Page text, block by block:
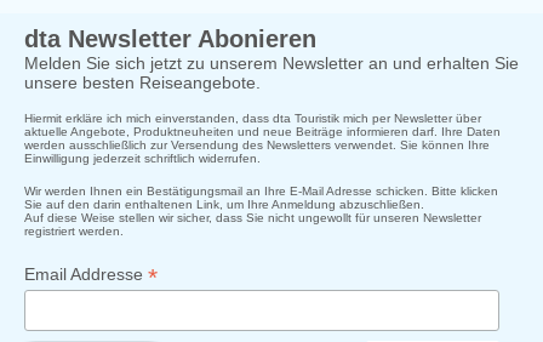
dta Newsletter Abonieren
Melden Sie sich jetzt zu unserem Newsletter an und erhalten Sie
unsere besten Reiseangebote.
Hiermit erkläre ich mich einverstanden, dass dta Touristik mich per Newsletter über
aktuelle Angebote, Produktneuheiten und neue Beiträge informieren darf. Ihre Daten
werden ausschließlich zur Versendung des Newsletters verwendet. Sie können Ihre
Einwilligung jederzeit schriftlich widerrufen.
Wir werden Ihnen ein Bestätigungsmail an Ihre E-Mail Adresse schicken. Bitte klicken
Sie auf den darin enthaltenen Link, um Ihre Anmeldung abzuschließen.
Auf diese Weise stellen wir sicher, dass Sie nicht ungewollt für unseren Newsletter
registriert werden.
Email Addresse *